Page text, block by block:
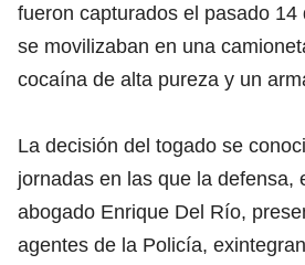
fueron capturados el pasado 14
se movilizaban en una
cocaína de alta pureza y un
La decisión del togado se
jornadas en las que la defensa,
abogado Enrique Del Río,
agentes de la Policía,